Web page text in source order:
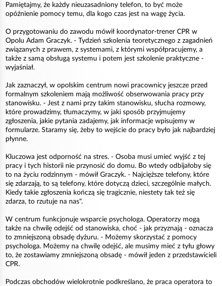
Pamiętajmy, że każdy nieuzasadniony telefon, to być może
opóźnienie pomocy temu, dla kogo czas jest na wagę życia.
O przygotowaniu do zawodu mówił koordynator-trener CPR w
Opolu Adam Graczyk. - Tydzień szkolenia teoretycznego z zagadnień
związanych z prawem, z systemami, z którymi współpracujemy, a
także z samą obsługą systemu i potem jest szkolenie praktyczne -
wyjaśniał.
Jak zaznaczył, w opolskim centrum nowi pracownicy jeszcze przed
formalnym szkoleniem mają możliwość obserwowania pracy przy
stanowisku. - Jest z nami przy takim stanowisku, słucha rozmowy,
które prowadzimy, tłumaczymy, w jaki sposób przyjmujemy
zgłoszenia, jakie pytania zadajemy, jak informacje wpisujemy w
formularze. Staramy się, żeby to wejście do pracy było jak najbardziej
płynne.
Kluczowa jest odporność na stres. - Osoba musi umieć wyjść z tej
pracy i tych historii nie przynosić do domu. Bo wtedy odbijałoby się
to na życiu rodzinnym - mówił Graczyk. - Najcięższe telefony, które
się zdarzają, to są telefony, które dotyczą dzieci, szczególnie małych.
Kiedy takie zgłoszenia kończą się tragicznie, niestety tak też się
zdarza, to rzutuje na nas".
W centrum funkcjonuje wsparcie psychologa. Operatorzy mogą
także na chwilę odejść od stanowiska, choć - jak przyznają - oznacza
to zmniejszoną obsadę dyżuru. - Możemy skorzystać z pomocy
psychologa. Możemy na chwilę odejść, ale musimy mieć z tyłu głowy
to, że zostawiamy zmniejszoną obsadę - mówił jeden z przedstawicieli
CPR.
Podczas obchodów wielokrotnie podkreślano, że praca operatora to